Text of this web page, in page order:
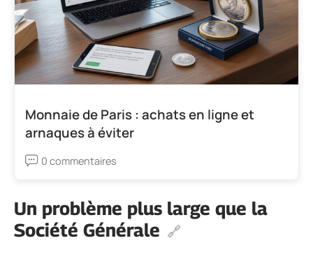
Monnaie de Paris : achats en ligne et
arnaques à éviter
0 commentaires
Un problème plus large que la
Société Générale